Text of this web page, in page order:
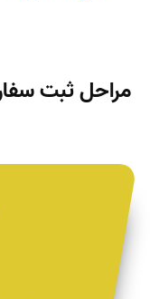
مراحل ثبت